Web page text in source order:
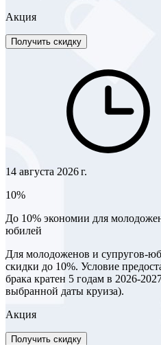
Акция
Получить скидку
14 августа 2026 г.
10%
До 10% экономии для
юбилей
Для молодоженов и супругов-
скидки до 10%. Условие
брака кратен 5 годам в 2026-
выбранной даты круиза).
Акция
Получить скидку